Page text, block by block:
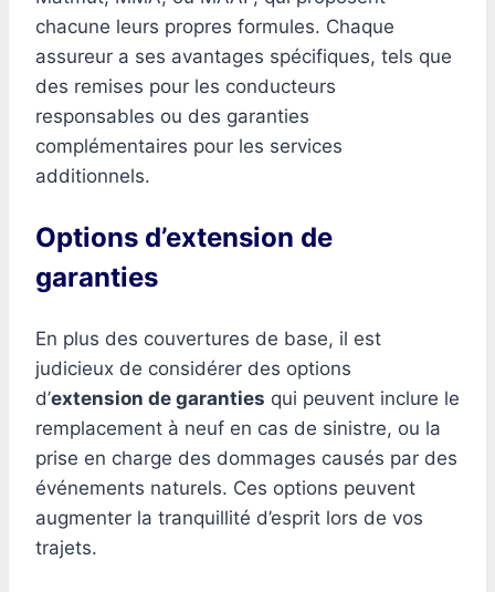
chacune leurs propres formules. Chaque
assureur a ses avantages spécifiques, tels que
des remises pour les conducteurs
responsables ou des garanties
complémentaires pour les services
additionnels.
Options d’extension de
garanties
En plus des couvertures de base, il est
judicieux de considérer des options
d’extension de garanties qui peuvent inclure le
remplacement à neuf en cas de sinistre, ou la
prise en charge des dommages causés par des
événements naturels. Ces options peuvent
augmenter la tranquillité d’esprit lors de vos
trajets.